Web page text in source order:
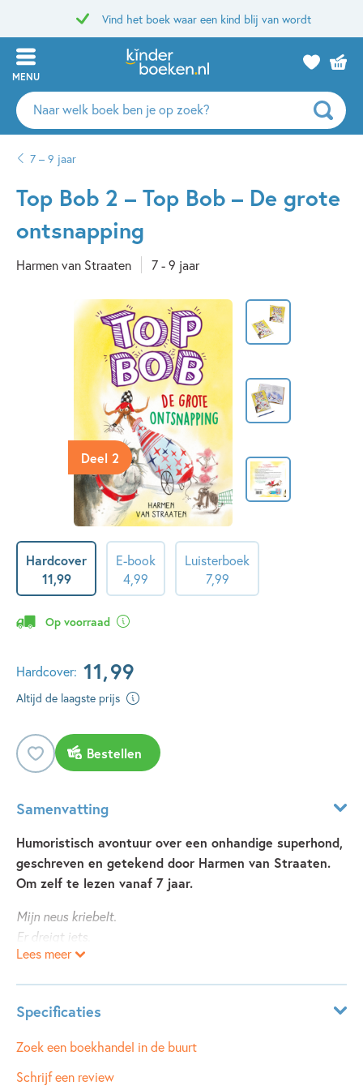
Vind het boek waar een kind blij van wordt
MENU
Zoeken
naar
auteurs
uitgevers
7 – 9 jaar
Top Bob 2 – Top Bob – De grote
ontsnapping
Harmen van Straaten 7 - 9 jaar
Deel 2
Hardcover
11,99
E-book
499
Luisterboek
7,99
Op voorraad
Hardcover: 11,99
Altijd de laagste prijs
Bestellen
Samenvatting
Humoristisch avontuur over een onhandige superhond,
geschreven en getekend door Harmen van Straaten.
Om zelf te lezen vanaf 7 jaar.
Mijn neus kriebelt.
Er dreigt iets.
Het hangt als een donderwolk in de lucht.
betekent: vakantie!
Maar dan stoppen zijn baasjes bij een groot hek.
hondenpension (of beter gezegd: gevangenis), terwijl ze
Lees meer
Specificaties
Leeftijdsindicatie: 7 - 9 jaar
ISBN:
9789025880293
Zoek een boekhandel in de buurt
Schrijf een review